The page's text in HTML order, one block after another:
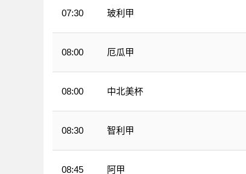
07:30 玻利甲
08:00 厄瓜甲
08:00 中北美杯
08:30 智利甲
08:45 阿甲